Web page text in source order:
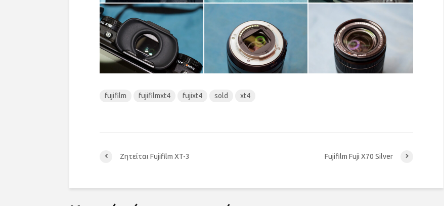
fujifilm fujifilmxt4 fujixt4 sold xt4
Ζητείται Fujifilm XT-3 Fujifilm Fuji X70 Silver